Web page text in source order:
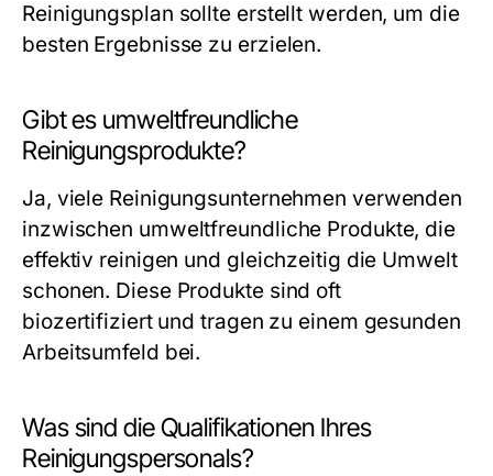
Reinigungsplan sollte erstellt werden, um die
besten Ergebnisse zu erzielen.
Gibt es umweltfreundliche
Reinigungsprodukte?
Ja, viele Reinigungsunternehmen verwenden
inzwischen umweltfreundliche Produkte, die
effektiv reinigen und gleichzeitig die Umwelt
schonen. Diese Produkte sind oft
biozertifiziert und tragen zu einem gesunden
Arbeitsumfeld bei.
Was sind die Qualifikationen Ihres
Reinigungspersonals?